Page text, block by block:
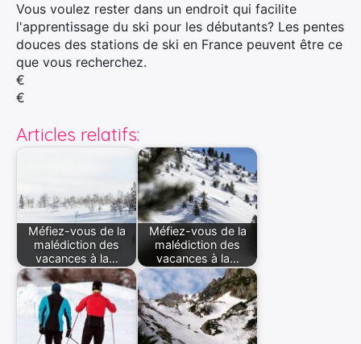
Vous voulez rester dans un endroit qui facilite
l'apprentissage du ski pour les débutants? Les pentes
douces des stations de ski en France peuvent être ce
que vous recherchez.
€
€
Articles relatifs:
Méfiez-vous de la
malédiction des
vacances à la…
Méfiez-vous de la
malédiction des
vacances à la…